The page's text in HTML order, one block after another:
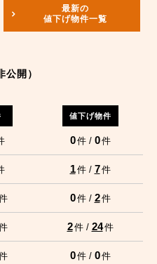
最新の
値下げ物件一覧
公開）
値下げ物件
0件 / 0件
1件 / 7件
0件 / 2件
2件 / 24件
0件 / 0件